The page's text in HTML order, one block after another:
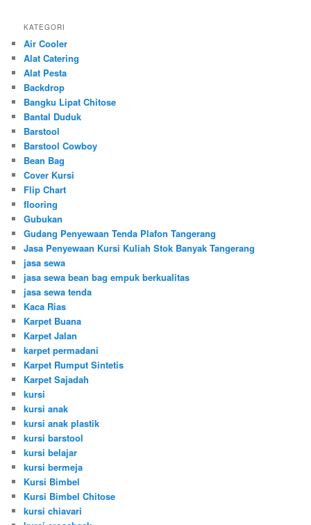
KATEGORI
Air Cooler
Alat Catering
Alat Pesta
Backdrop
Bangku Lipat Chitose
Bantal Duduk
Barstool
Barstool Cowboy
Bean Bag
Cover Kursi
Flip Chart
flooring
Gubukan
Gudang Penyewaan Tenda Plafon Tangerang
Jasa Penyewaan Kursi Kuliah Stok Banyak Tangerang
jasa sewa
jasa sewa bean bag empuk berkualitas
jasa sewa tenda
Kaca Rias
Karpet Buana
Karpet Jalan
karpet permadani
Karpet Rumput Sintetis
Karpet Sajadah
kursi
kursi anak
kursi anak plastik
kursi barstool
kursi belajar
kursi bermeja
Kursi Bimbel
Kursi Bimbel Chitose
kursi chiavari